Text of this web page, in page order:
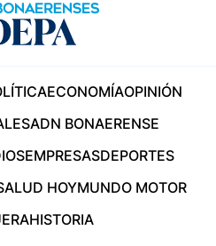
ECONOMÍAOPINIÓN
ADN BONAERENSE
EMPRESASDEPORTES
HOYMUNDO MOTOR
HISTORIA